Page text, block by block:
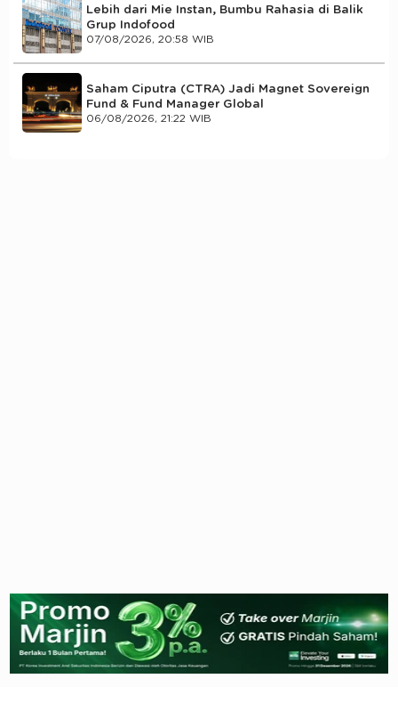
Lebih dari Mie Instan, Bumbu Rahasia di Balik
Grup Indofood
07/08/2026, 20:58 WIB
Saham Ciputra (CTRA) Jadi Magnet Sovereign
Fund & Fund Manager Global
06/08/2026, 21:22 WIB